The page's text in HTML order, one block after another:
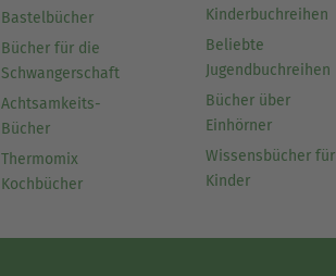
Bastelbücher
Bücher für die
Schwangerschaft
Achtsamkeits-
Bücher
Thermomix
Kochbücher
Kinderbuchreihen
Beliebte
Jugendbuchreihen
Bücher über
Einhörner
Wissensbücher für
Kinder